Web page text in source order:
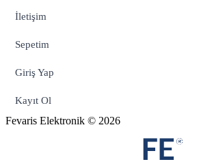
İletişim
Sepetim
Giriş Yap
Kayıt Ol
Fevaris Elektronik © 2026